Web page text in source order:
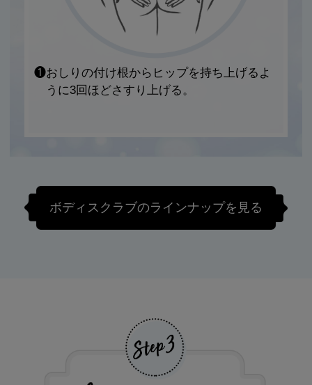
❶おしりの付け根からヒップを持ち上げるよ
うに3回ほどさすり上げる。
ボディスクラブのラインナップを見る